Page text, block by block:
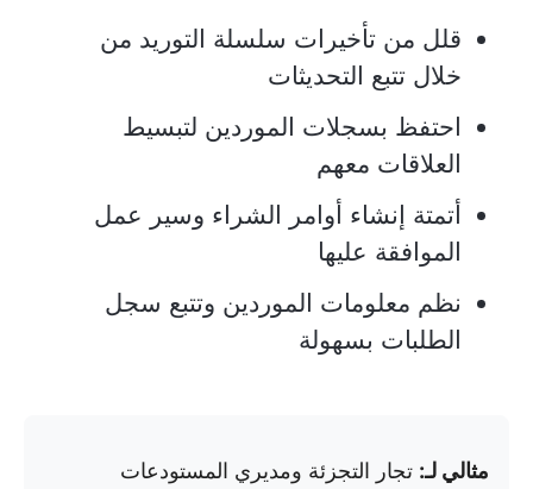
قلل من تأخيرات سلسلة التوريد من
خلال تتبع التحديثات
احتفظ بسجلات الموردين لتبسيط
العلاقات معهم
أتمتة إنشاء أوامر الشراء وسير عمل
الموافقة عليها
نظم معلومات الموردين وتتبع سجل
الطلبات بسهولة
مثالي لـ: تجار التجزئة ومديري المستودعات